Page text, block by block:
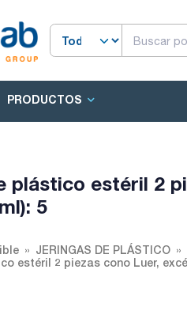
PRODUCTOS
plástico estéril 2
5
JERINGAS DE PLÁSTICO
estéril 2 piezas cono Luer,